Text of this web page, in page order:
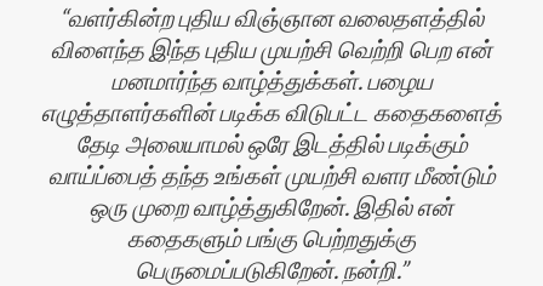
வளர்கின்ற புதிய விஞ்ஞான வலைதளத்தில்
விளைந்த இந்த புதிய முயற்சி வெற்றி பெற என்
மனமார்ந்த வாழ்த்துக்கள். பழைய
எழுத்தாளர்களின் படிக்க விடுபட்ட கதைகளைத்
தேடி அலையாமல் ஒரே இடத்தில் படிக்கும்
வாய்ப்பைத் தந்த உங்கள் முயற்சி வளர மீண்டும்
ஒரு முறை வாழ்த்துகிறேன். இதில் என்
கதைகளும் பங்கு பெற்றதுக்கு
பெருமைப்படுகிறேன். நன்றி.